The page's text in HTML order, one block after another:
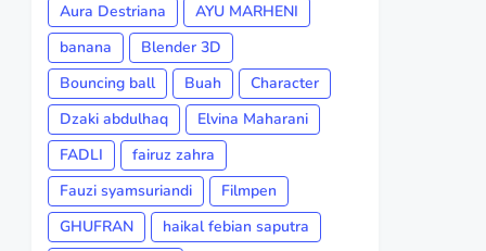
Aura Destriana
AYU MARHENI
banana
Blender 3D
Bouncing ball
Buah
Character
Dzaki abdulhaq
Elvina Maharani
FADLI
fairuz zahra
Fauzi syamsuriandi
Filmpen
GHUFRAN
haikal febian saputra